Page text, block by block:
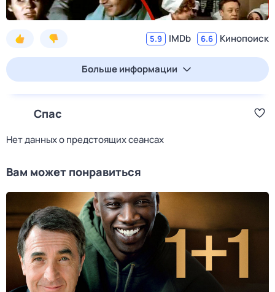
5.9 IMDb 6.6 Кинопоиск
Больше информации
Спас
Нет данных о предстоящих сеансах
Вам может понравиться